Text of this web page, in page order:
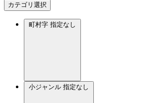
カテゴリ選択
町村字 指定なし
小ジャンル 指定なし